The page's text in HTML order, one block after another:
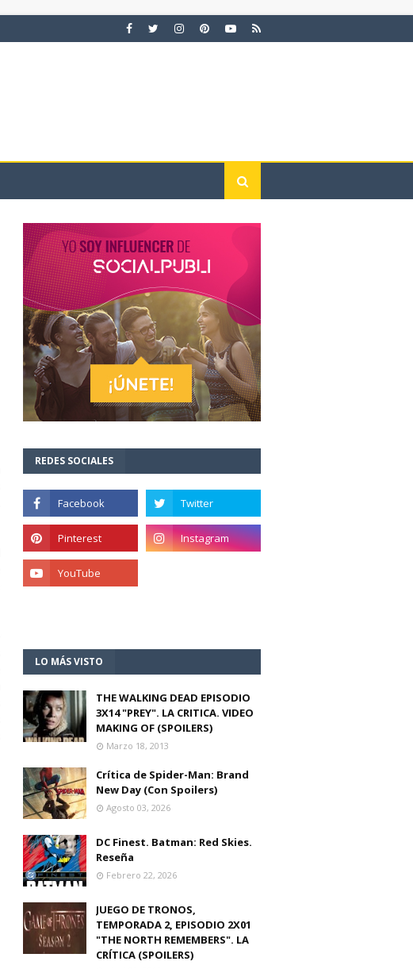
REDES SOCIALES
LO MÁS VISTO
THE WALKING DEAD EPISODIO
3X14 "PREY". LA CRITICA. VIDEO
MAKING OF (SPOILERS)
Marzo 18, 2013
Crítica de Spider-Man: Brand
New Day (Con Spoilers)
Agosto 03, 2026
DC Finest. Batman: Red Skies.
Reseña
Febrero 22, 2026
JUEGO DE TRONOS,
TEMPORADA 2, EPISODIO 2X01
"THE NORTH REMEMBERS". LA
CRÍTICA (SPOILERS)